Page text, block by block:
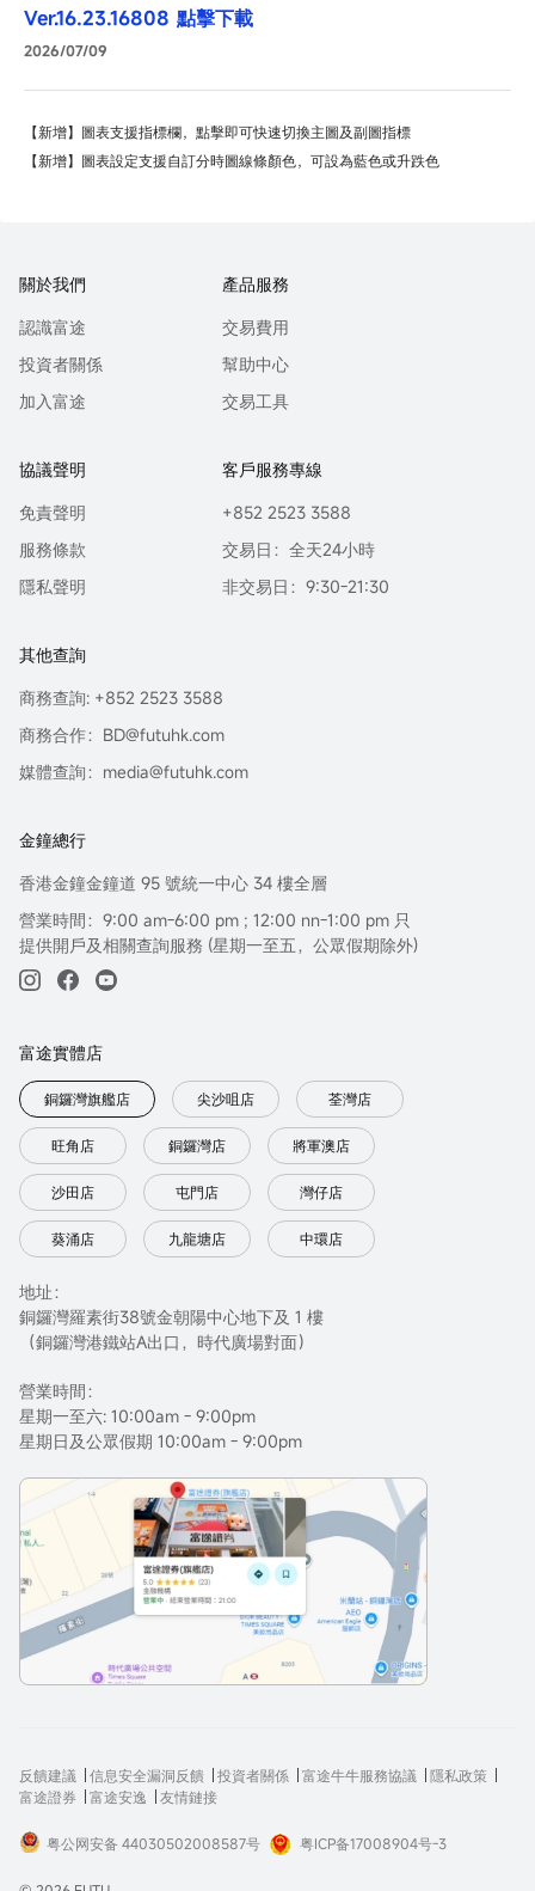
Ver.16.23.16808 點擊下載
2026/07/09
【新增】圖表支援指標欄，點擊即可快速切換主圖及副圖指標
【新增】圖表設定支援自訂分時圖線條顏色，可設為藍色或升跌色
關於我們
認識富途
投資者關係
加入富途
產品服務
交易費用
幫助中心
交易工具
協議聲明
免責聲明
服務條款
隱私聲明
客戶服務專線
+852 2523 3588
交易日：全天24小時
非交易日：9:30-21:30
其他查詢
商務查詢: +852 2523 3588
商務合作：BD@futuhk.com
媒體查詢：media@futuhk.com
金鐘總行
香港金鐘金鐘道 95 號統一中心 34 樓全層
營業時間：9:00 am-6:00 pm ; 12:00 nn-1:00 pm 只
提供開戶及相關查詢服務 (星期一至五，公眾假期除外)
富途實體店
銅鑼灣旗艦店 尖沙咀店 荃灣店
旺角店 銅鑼灣店 將軍澳店
沙田店 屯門店 灣仔店
葵涌店 九龍塘店 中環店
地址：
銅鑼灣羅素街38號金朝陽中心地下及 1 樓
（銅鑼灣港鐵站A出口，時代廣場對面）
營業時間：
星期一至六: 10:00am - 9:00pm
星期日及公眾假期 10:00am - 9:00pm
反饋建議 信息安全漏洞反饋 投資者關係 富途牛牛服務協議
隱私政策
富途證券
富途安逸 友情鏈接
粤公网安备 44030502008587号 粤ICP备17008904号-3